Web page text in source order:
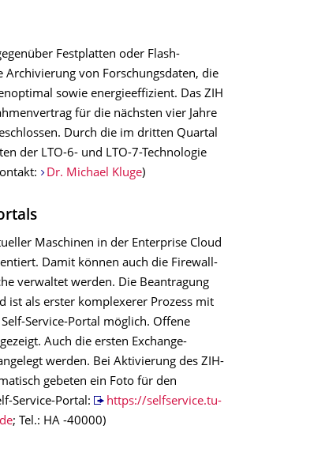
Festplatten oder Flash-
Archivierung von Forschungsdaten, die
sowie energieeffizient. Das ZIH
für die nächsten vier Jahre
Durch die im dritten Quartal
der LTO-6- und LTO-7-Technologie
Dr. Michael Kluge)
Maschinen in der Enterprise Cloud
Damit können auch die Firewall-
verwaltet werden. Die Beantragung
ist als erster komplexerer Prozess mit
Service-Portal möglich. Offene
Auch die ersten Exchange-
werden. Bei Aktivierung des ZIH-
gebeten ein Foto für den
Service-Portal:
https://selfservice.tu-
; Tel.: HA -40000)